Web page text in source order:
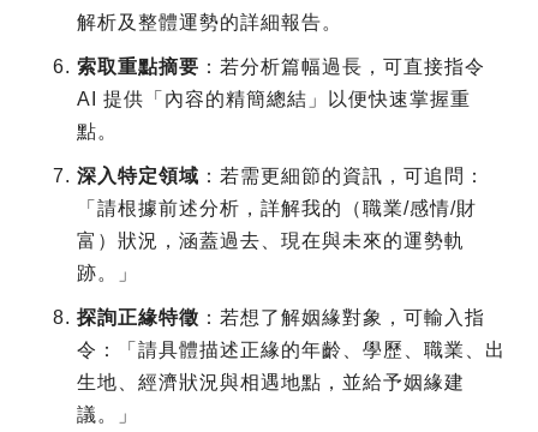
解析及整體運勢的詳細報告。
索取重點摘要 ：若分析篇幅過長，可直接指令
AI 提供「內容的精簡總結」以便快速掌握重
點。
深入特定領域 ：若需更細節的資訊，可追問：
「請根據前述分析，詳解我的（職業/感情/財
富）狀況，涵蓋過去、現在與未來的運勢軌
跡。」
探詢正緣特徵 ：若想了解姻緣對象，可輸入指
令：「請具體描述正緣的年齡、學歷、職業、出
生地、經濟狀況與相遇地點，並給予姻緣建
議。」